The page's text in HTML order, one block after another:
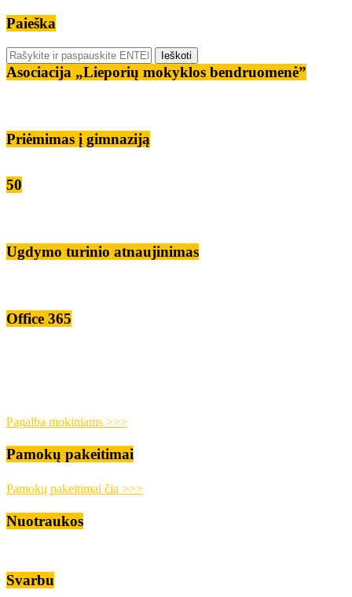
Paieška
Asociacija „Lieporių mokyklos bendruomenė”
Priėmimas į gimnaziją
50
Ugdymo turinio atnaujinimas
Office 365
Pagalba mokiniams >>>
Pamokų pakeitimai
Pamokų pakeitimai čia >>>
Nuotraukos
Svarbu